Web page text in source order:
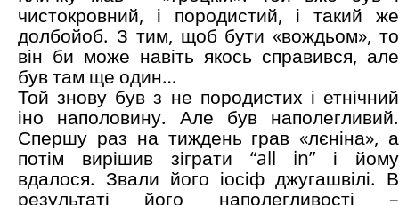
чистокровний, і породистий, і такий же
долбойоб. З тим, щоб бути «вождьом», то
він би може навіть якось справився, але
був там ще один…
Той знову був з не породистих і етнічний
іно наполовину. Але був наполегливий.
Спершу раз на тиждень грав «лєніна», а
потім вирішив зіграти “all in” і йому
вдалося. Звали його іосіф джугашвілі. В
результаті його наполегливості –